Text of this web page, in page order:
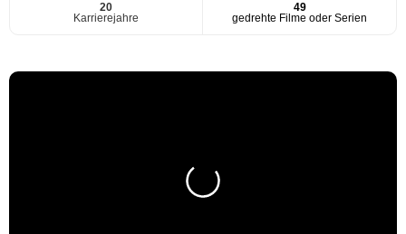
20
Karrierejahre
49
gedrehte Filme oder Serien